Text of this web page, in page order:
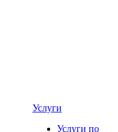
Услуги
Услуги по